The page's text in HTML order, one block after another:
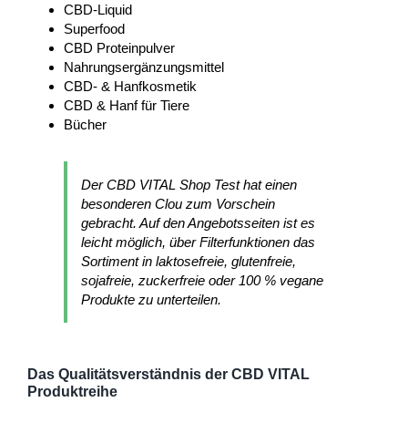
CBD-Liquid
Superfood
CBD Proteinpulver
Nahrungsergänzungsmittel
CBD- & Hanfkosmetik
CBD & Hanf für Tiere
Bücher
Der CBD VITAL Shop Test hat einen
besonderen Clou zum Vorschein
gebracht. Auf den Angebotsseiten ist es
leicht möglich, über Filterfunktionen das
Sortiment in laktosefreie, glutenfreie,
sojafreie, zuckerfreie oder 100 % vegane
Produkte zu unterteilen.
Das Qualitätsverständnis der CBD VITAL
Produktreihe